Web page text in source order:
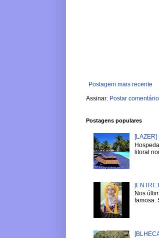
Postagem mais recente
Assinar: Postar
Postagens populares
litoral
Nos
famosa.